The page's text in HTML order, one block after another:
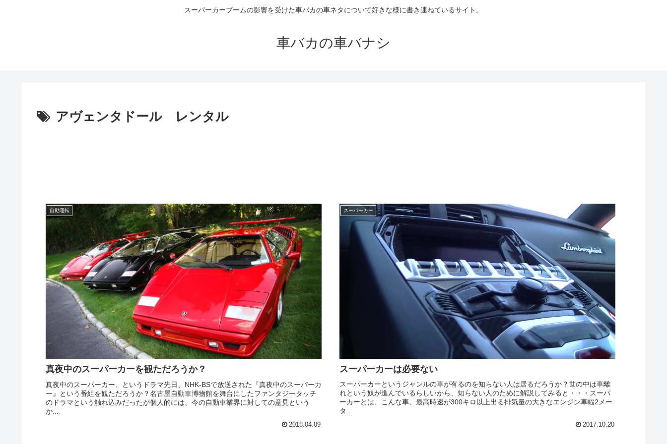
スーパーカーブームの影響を受けた車バカの車ネタについて好きな様に書き連ねているサイト。
車バカの車バナシ
アヴェンタドール レンタル
自動運転
真夜中のスーパーカーを観ただろうか？
真夜中のスーパーカー、というドラマ先日、NHK-BSで放送された『真夜中のスーパーカ
ー』という番組を観ただろうか？名古屋自動車博物館を舞台にしたファンタジータッチ
のドラマという触れ込みだったが個人的には、今の自動車業界に対しての意見という
か...
2018.04.09
スーパーカー
スーパーカーは必要ない
スーパーカーというジャンルの車が有るのを知らない人は居るだろうか？世の中は車離
れという奴が進んでいるらしいから、知らない人のために解説してみると・・・スーパ
ーカーとは、こんな車。最高時速が300キロ以上出る排気量の大きなエンジン車幅2メー
タ...
2017.10.20